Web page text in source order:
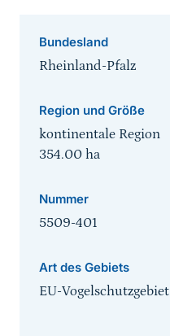
Bundesland
Rheinland-Pfalz
Region und Größe
kontinentale Region
354.00 ha
Nummer
5509-401
Art des Gebiets
EU-Vogelschutzgebiet